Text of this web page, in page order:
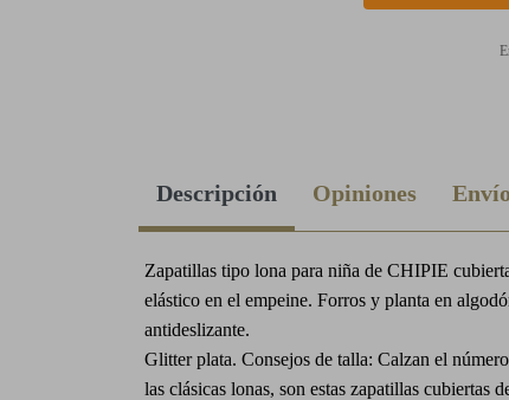
Descripción Opiniones
Zapatillas tipo lona para niña de CHIPIE
elástico en el empeine. Forros y planta en
antideslizante.
Glitter plata. Consejos de talla: Calzan el
las clásicas lonas, son estas zapatillas cubiertas